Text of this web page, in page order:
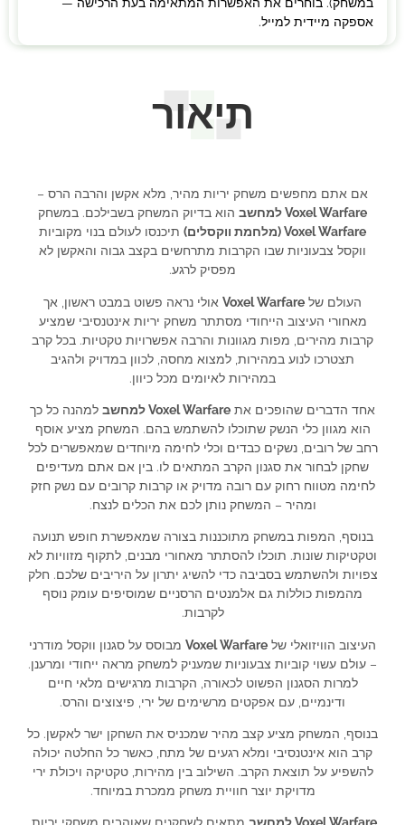
אספקה מיידית למייל.
תיאור
אם אתם מחפשים משחק יריות מהיר, מלא אקשן והרבה הרס –
Voxel Warfare למחשב
הוא בדיוק המשחק בשבילכם. במשחק
Voxel Warfare (מלחמת ווקסלים)
תיכנסו לעולם בנוי מקוביות
ווקסל צבעוניות שבו הקרבות מתרחשים בקצב גבוה והאקשן לא
מפסיק לרגע.
העולם של Voxel Warfare אולי נראה פשוט במבט ראשון, אך
מאחורי העיצוב הייחודי מסתתר משחק יריות אינטנסיבי שמציע
קרבות מהירים, מפות מגוונות והרבה אפשרויות טקטיות. בכל קרב
תצטרכו לנוע במהירות, למצוא מחסה, לכוון במדויק ולהגיב
במהירות לאיומים מכל כיוון.
אחד הדברים שהופכים את Voxel Warfare למחשב
למהנה כל כך
הוא מגוון כלי הנשק שתוכלו להשתמש בהם. המשחק מציע אוסף
רחב של רובים, נשקים כבדים וכלי לחימה מיוחדים שמאפשרים לכל
שחקן לבחור את סגנון הקרב המתאים לו. בין אם אתם מעדיפים
לחימה מטווח רחוק עם רובה מדויק או קרבות קרובים עם נשק חזק
ומהיר – המשחק נותן לכם את הכלים לנצח.
בנוסף, המפות במשחק מתוכננות בצורה שמאפשרת חופש תנועה
וטקטיקות שונות. תוכלו להסתתר מאחורי מבנים, לתקוף מזוויות לא
צפויות ולהשתמש בסביבה כדי להשיג יתרון על היריבים שלכם. חלק
מהמפות כוללות גם אלמנטים הרסניים שמוסיפים עומק נוסף
לקרבות.
העיצוב הוויזואלי של Voxel Warfare מבוסס על סגנון ווקסל מודרני
– עולם עשוי קוביות צבעוניות שמעניק למשחק מראה ייחודי ומרענן.
למרות הסגנון הפשוט לכאורה, הקרבות מרגישים מלאי חיים
ודינמיים, עם אפקטים מרשימים של ירי, פיצוצים והרס.
בנוסף, המשחק מציע קצב מהיר שמכניס את השחקן ישר לאקשן. כל
קרב הוא אינטנסיבי ומלא רגעים של מתח, כאשר כל החלטה יכולה
להשפיע על תוצאת הקרב. השילוב בין מהירות, טקטיקה ויכולת ירי
מדויקת יוצר חוויית משחק ממכרת במיוחד.